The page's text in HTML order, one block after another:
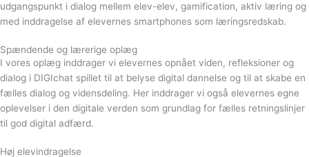
udgangspunkt i dialog mellem elev-elev, gamification, aktiv læring og
med inddragelse af elevernes smartphones som læringsredskab.
Spændende og lærerige oplæg
I vores oplæg inddrager vi elevernes opnået viden, refleksioner og
dialog i DIGIchat spillet til at belyse digital dannelse og til at skabe en
fælles dialog og vidensdeling. Her inddrager vi også elevernes egne
oplevelser i den digitale verden som grundlag for fælles retningslinjer
til god digital adfærd.
Høj elevindragelse